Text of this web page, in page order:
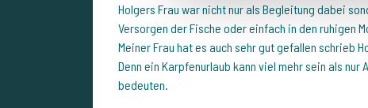
Holgers Frau war nicht nur als Begleitung dabei
Versorgen der Fische oder einfach in den ruhigen
Meiner Frau hat es auch sehr gut gefallen schrieb
Denn ein Karpfenurlaub kann viel mehr sein als
bedeuten.